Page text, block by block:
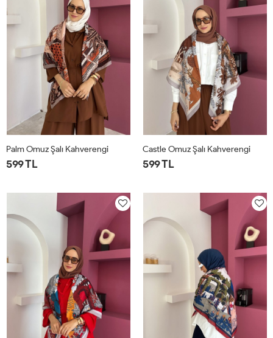
Palm Omuz Şalı Kahverengi
599 TL
Castle Omuz Şalı Kahverengi
599 TL